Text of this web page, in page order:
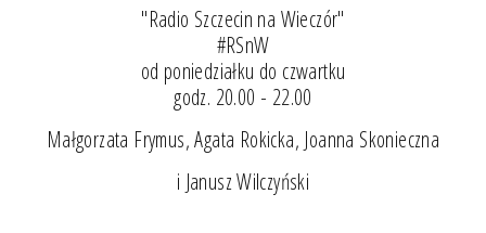
"Radio Szczecin na Wieczór"
#RSnW
od poniedziałku do czwartku
godz. 20.00 - 22.00
Małgorzata Frymus, Agata Rokicka, Joanna Skonieczna
i Janusz Wilczyński